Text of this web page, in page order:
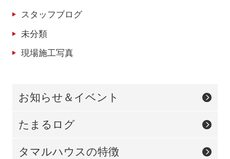
スタッフブログ
未分類
現場施工写真
お知らせ＆イベント
たまるログ
タマルハウスの特徴